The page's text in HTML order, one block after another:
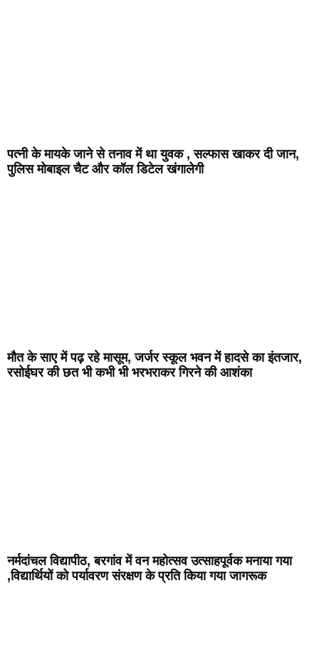
पत्नी के मायके जाने से तनाव में था युवक , सल्फास खाकर दी जान,
पुलिस मोबाइल चैट और कॉल डिटेल खंगालेगी
मौत के साए में पढ़ रहे मासूम, जर्जर स्कूल भवन में हादसे का इंतजार,
रसोईघर की छत भी कभी भी भरभराकर गिरने की आशंका
नर्मदांचल विद्यापीठ, बरगांव में वन महोत्सव उत्साहपूर्वक मनाया गया
,विद्यार्थियों को पर्यावरण संरक्षण के प्रति किया गया जागरूक